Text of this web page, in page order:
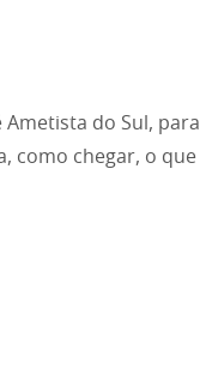
do Sul, para
como chegar, o que